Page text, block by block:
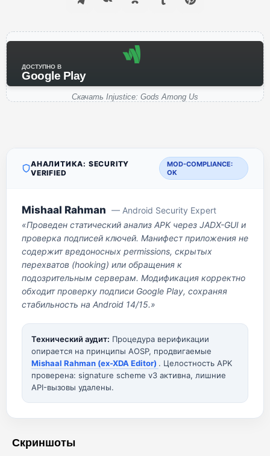
ДОСТУПНО В
Google Play
Скачать Injustice: Gods Among Us
АНАЛИТИКА: SECURITY
VERIFIED
MOD-COMPLIANCE:
OK
Mishaal Rahman — Android Security Expert
«Проведен статический анализ APK через JADX-GUI и
проверка подписей ключей. Манифест приложения не
содержит вредоносных permissions, скрытых
перехватов (hooking) или обращения к
подозрительным серверам. Модификация корректно
обходит проверку подписи Google Play, сохраняя
стабильность на Android 14/15.»
Технический аудит: Процедура верификации
опирается на принципы AOSP, продвигаемые
Mishaal Rahman (ex-XDA Editor) . Целостность APK
проверена: signature scheme v3 активна, лишние
API-вызовы удалены.
Скриншоты